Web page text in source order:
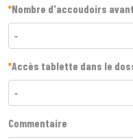
*Nombre d'accoudoirs
-
*Accès tablette dans le
-
Commentaire